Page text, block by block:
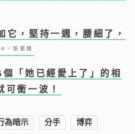
它，堅持一週，腰細了，
・新素簡
「她已經愛上了」的相
可衝一波！
為暗示 分手 博弈